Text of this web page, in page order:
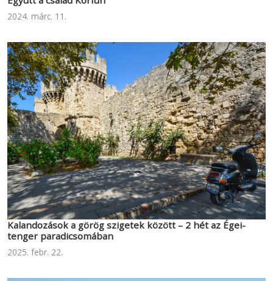
2024. márc. 11.
Kalandozások a görög szigetek között – 2 hét az Égei-
tenger paradicsomában
2025. febr. 22.